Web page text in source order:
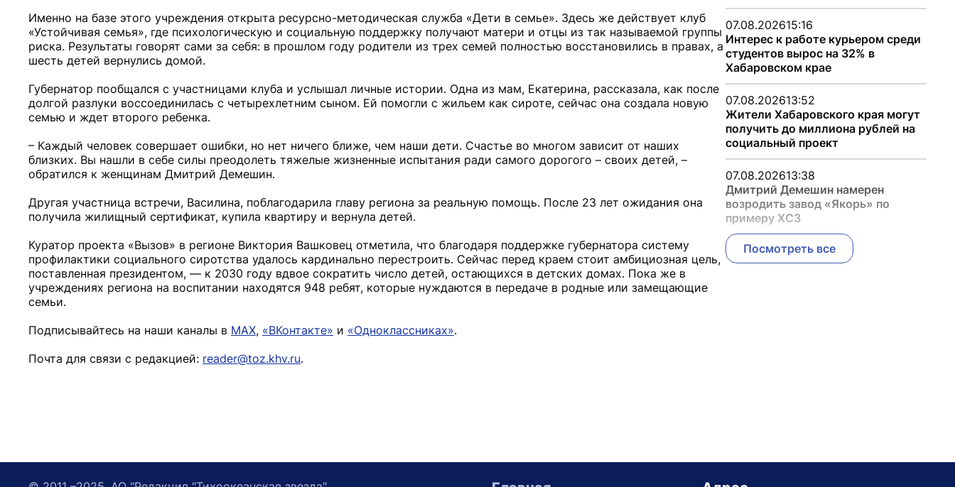
Именно на базе этого учреждения открыта ресурсно-методическая служба «Дети в семье». Здесь же действует клуб
«Устойчивая семья», где психологическую и социальную поддержку получают матери и отцы из так называемой группы
риска. Результаты говорят сами за себя: в прошлом году родители из трех семей полностью восстановились в правах, а
шесть детей вернулись домой.
Губернатор пообщался с участницами клуба и услышал личные истории. Одна из мам, Екатерина, рассказала, как после
долгой разлуки воссоединилась с четырехлетним сыном. Ей помогли с жильем как сироте, сейчас она создала новую
семью и ждет второго ребенка.
– Каждый человек совершает ошибки, но нет ничего ближе, чем наши дети. Счастье во многом зависит от наших
близких. Вы нашли в себе силы преодолеть тяжелые жизненные испытания ради самого дорогого – своих детей, –
обратился к женщинам Дмитрий Демешин.
Другая участница встречи, Василина, поблагодарила главу региона за реальную помощь. После 23 лет ожидания она
получила жилищный сертификат, купила квартиру и вернула детей.
Куратор проекта «Вызов» в регионе Виктория Вашковец отметила, что благодаря поддержке губернатора систему
профилактики социального сиротства удалось кардинально перестроить. Сейчас перед краем стоит амбициозная цель,
поставленная президентом, — к 2030 году вдвое сократить число детей, остающихся в детских домах. Пока же в
учреждениях региона на воспитании находятся 948 ребят, которые нуждаются в передаче в родные или замещающие
семьи.
Подписывайтесь на наши каналы в MAX, «ВКонтакте» и «Одноклассниках».
Почта для связи с редакцией: reader@toz.khv.ru.
07.08.202615:16
Интерес к работе курьером среди
студентов вырос на 32% в
Хабаровском крае
07.08.202613:52
Жители Хабаровского края могут
получить до миллиона рублей на
социальный проект
07.08.202613:38
Дмитрий Демешин намерен
возродить завод «Якорь» по
примеру ХСЗ
Посмотреть все